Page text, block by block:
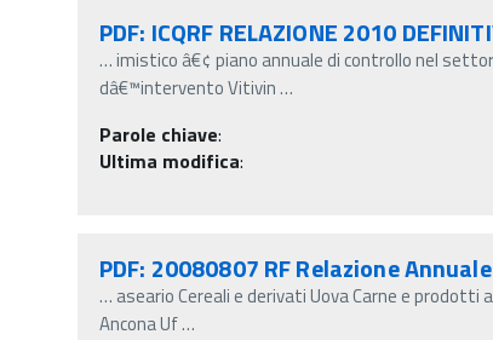
PDF: ICQRF RELAZIONE 2010
…imistico â€¢ piano annuale di controllo nel
dâ€™intervento Vitivin…
Parole chiave:
Ultima modifica:
PDF: 20080807 RF Relazione
… aseario Cereali e derivati Uova Carne e
Ancona Uf…